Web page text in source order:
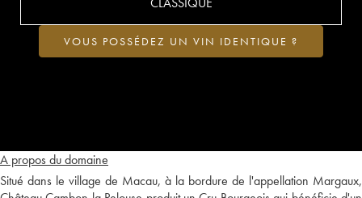
A propos du domaine
Situé dans le village de Macau, à la bordure de l'appellation Margaux,
VOUS POSSÉDEZ UN VIN IDENTIQUE ?